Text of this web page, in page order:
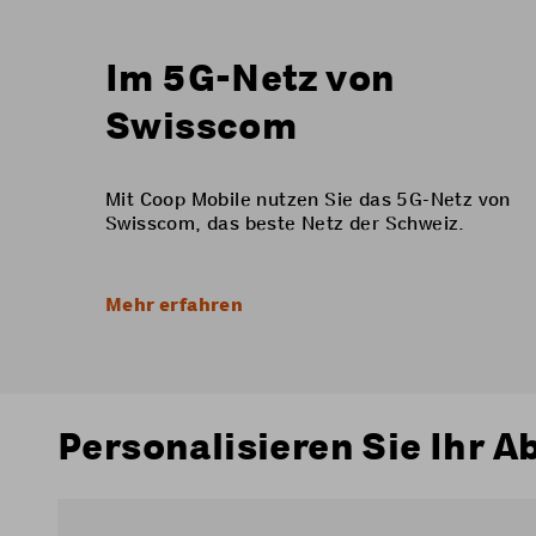
Im 5G-Netz von
Swisscom
Mit Coop Mobile nutzen Sie das 5G-Netz von
Swisscom, das beste Netz der Schweiz.
Mehr erfahren
Personalisieren Sie Ihr